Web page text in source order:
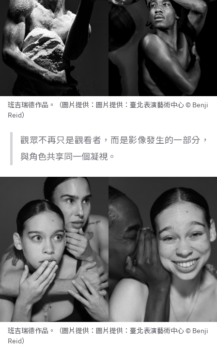
班吉瑞德作品。（圖片提供：圖片提供：臺北表演藝術中心 © Benji
Reid）
觀眾不再只是觀看者，而是影像發生的一部分，
與角色共享同一個凝視。
班吉瑞德作品。（圖片提供：圖片提供：臺北表演藝術中心 © Benji
Reid）